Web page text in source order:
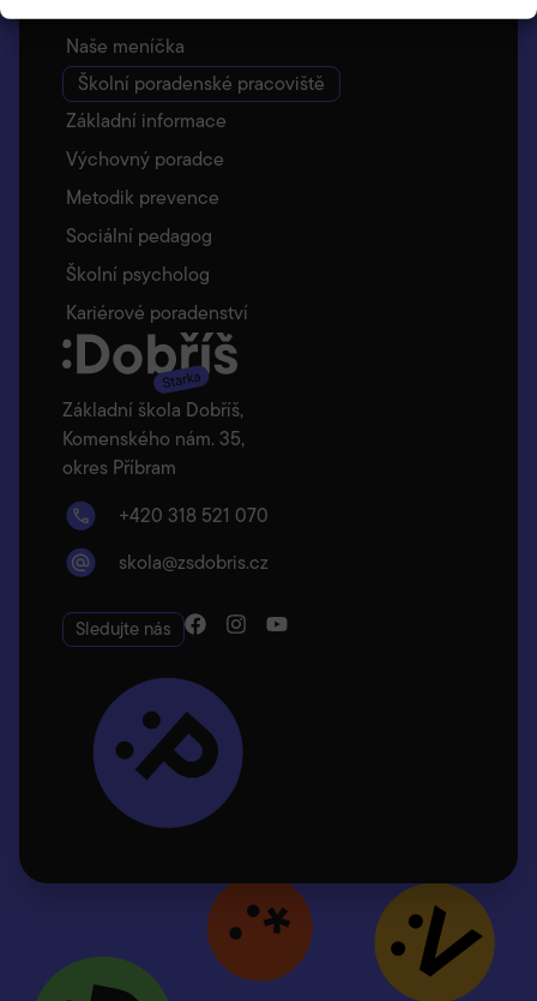
Základní škola Dobříš,
Komenského nám. 35,
okres Příbram
+420 318 521 070
skola@zsdobris.cz
Sledujte nás
Naše meníčka
Školní poradenské pracoviště
Základní informace
Výchovný poradce
Metodik prevence
Sociální pedagog
Školní psycholog
Kariérové poradenství